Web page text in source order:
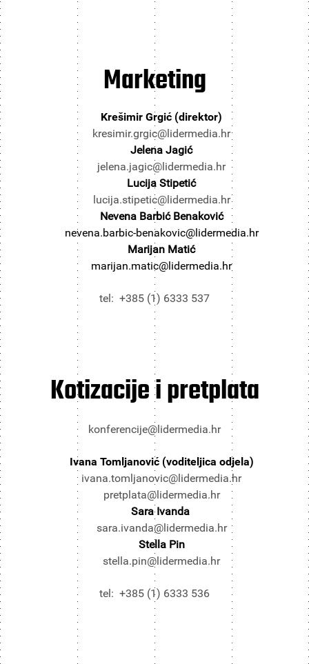
Marketing
Krešimir Grgić (direktor)
kresimir.grgic@lidermedia.hr
Jelena Jagić
jelena.jagic@lidermedia.hr
Lucija Stipetić
lucija.stipetic@lidermedia.hr
Nevena Barbić Benaković
nevena.barbic-benakovic@lidermedia.hr
Marijan Matić
marijan.matic@lidermedia.hr
tel: +385 (1) 6333 537
Kotizacije i pretplata
konferencije@lidermedia.hr
Ivana Tomljanović (voditeljica odjela)
ivana.tomljanovic@lidermedia.hr
pretplata@lidermedia.hr
Sara Ivanda
sara.ivanda@lidermedia.hr
Stella Pin
stella.pin@lidermedia.hr
tel: +385 (1) 6333 536